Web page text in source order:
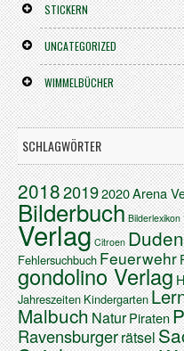
STICKERN
UNCATEGORIZED
WIMMELBÜCHER
SCHLAGWÖRTER
201820192020Arena
Bilderbuch Bilderlexikon
Verlag Citroen Duden
FehlersuchbuchFeuerwehr
gondolino Verlag
JahreszeitenKindergarten
MalbuchNaturPiraten
Ravensburgerrätsel